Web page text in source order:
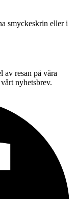
smyckeskrin eller i
av resan på våra
nyhetsbrev.